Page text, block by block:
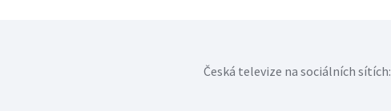
Česká televize na sociálních sítích: